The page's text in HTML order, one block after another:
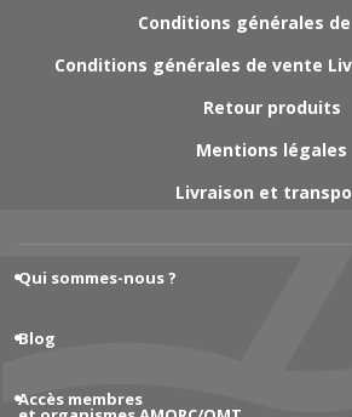
Conditions générales
Conditions générales de vente
Retour produits
Mentions légales
Livraison et
Qui sommes-nous ?
Blog
Accès membres